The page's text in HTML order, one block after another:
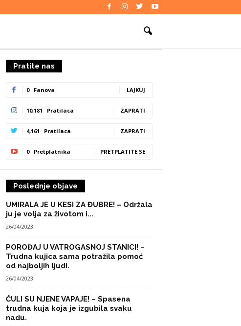
Pratite nas
0 Fanova LAJKUJ
10,181 Pratilaca ZAPRATI
4,161 Pratilaca ZAPRATI
0 Pretplatnika PRETPLATITE SE
Poslednje objave
UMIRALA JE U KESI ZA ĐUBRE! – Održala
ju je volja za životom i...
26/04/2023
POROĐAJ U VATROGASNOJ STANICI! –
Trudna kujica sama potražila pomoć
od najboljih ljudi.
26/04/2023
ČULI SU NJENE VAPAJE! – Spasena
trudna kuja koja je izgubila svaku
nadu.